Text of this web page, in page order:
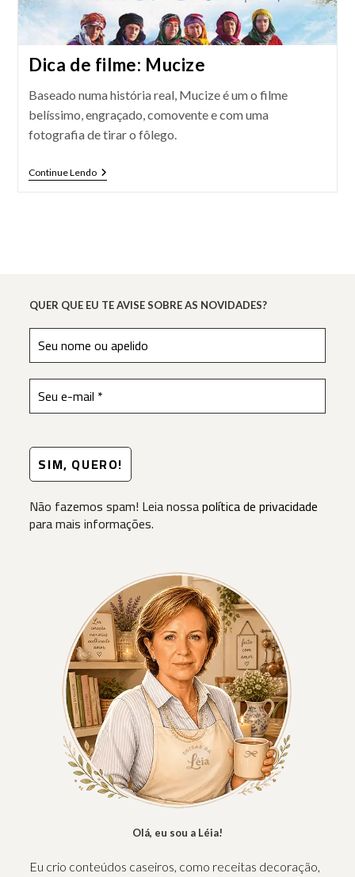
Dica de filme: Mucize
Baseado numa história real, Mucize é um o filme
belíssimo, engraçado, comovente e com uma
fotografia de tirar o fôlego.
Continue LendoDica
De
QUER QUE EU TE AVISE SOBRE AS NOVIDADES?
Não fazemos spam! Leia nossapolítica de privacidade
para mais informações.
Olá, eu sou a Léia!
Eu crio conteúdos caseiros, como receitas decoração,